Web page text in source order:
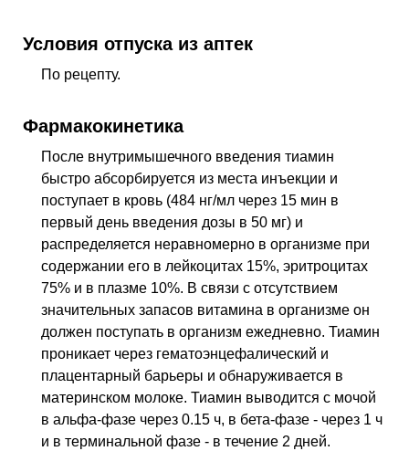
Условия отпуска из аптек
По рецепту.
Фармакокинетика
После внутримышечного введения тиамин
быстро абсорбируется из места инъекции и
поступает в кровь (484 нг/мл через 15 мин в
первый день введения дозы в 50 мг) и
распределяется неравномерно в организме при
содержании его в лейкоцитах 15%, эритроцитах
75% и в плазме 10%. В связи с отсутствием
значительных запасов витамина в организме он
должен поступать в организм ежедневно. Тиамин
проникает через гематоэнцефалический и
плацентарный барьеры и обнаруживается в
материнском молоке. Тиамин выводится с мочой
в альфа-фазе через 0.15 ч, в бета-фазе - через 1 ч
и в терминальной фазе - в течение 2 дней.